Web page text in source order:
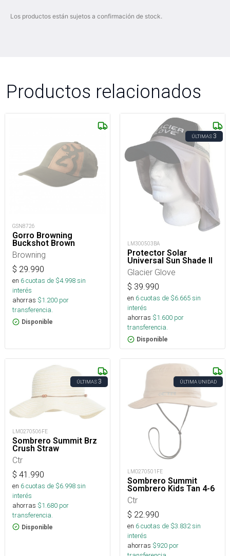
Los productos están sujetos a confirmación de stock.
Productos relacionados
GSN8726
Gorro Browning
Buckshot Brown
Browning
$ 29.990
en 6cuotas de $4.998sin
interés
ahorras $1.200 por
transferencia.
Disponible
ÚLTIMAS3
LM300503BA
Protector Solar
Universal Sun Shade II
Glacier Glove
$ 39.990
en 6cuotas de $6.665sin
interés
ahorras $1.600 por
transferencia.
Disponible
ÚLTIMAS3
LMO270506FE
Sombrero Summit Brz
Crush Straw
Ctr
$ 41.990
en 6cuotas de $6.998sin
interés
ahorras $1.680 por
transferencia.
Disponible
ÚLTIMA UNIDAD
LMO270501FE
Sombrero Summit
Sombrero Kids Tan 4-6
Ctr
$ 22.990
en 6cuotas de $3.832sin
interés
ahorras $920 por